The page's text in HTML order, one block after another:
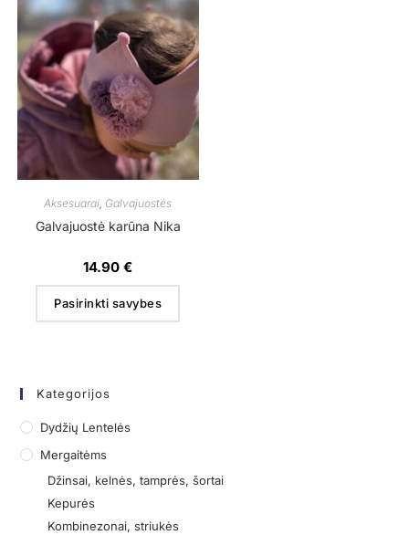
Aksesuarai Galvajuostės
Galvajuostė karūna Nika
14.90€
Pasirinkti savybes
Kategorijos
Dydžių Lentelės
Mergaitėms
Džinsai, kelnės, tamprės, šortai
Kepurės
Kombinezonai, striukės